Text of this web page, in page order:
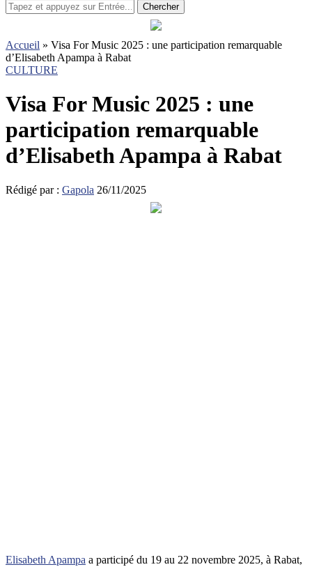
Chercher
Accueil » Visa For Music 2025 : une participation remarquable
d’Elisabeth Apampa à Rabat
CULTURE
Visa For Music 2025 : une
participation remarquable
d’Elisabeth Apampa à Rabat
Rédigé par : Gapola 26/11/2025
Elisabeth Apampa a participé du 19 au 22 novembre 2025, à Rabat,